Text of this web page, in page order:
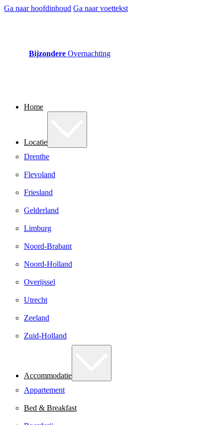
Ga naar hoofdinhoud Ga naar voettekst
Bijzondere Overnachting
Home
Locatie
Drenthe
Flevoland
Friesland
Gelderland
Limburg
Noord-Brabant
Noord-Holland
Overijssel
Utrecht
Zeeland
Zuid-Holland
Accommodatie
Appartement
Bed & Breakfast